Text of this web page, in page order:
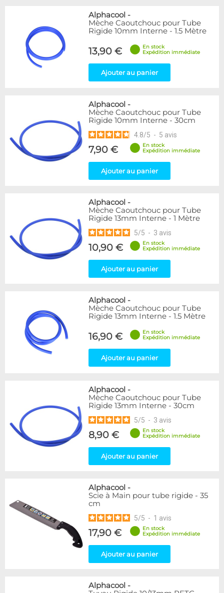
Alphacool -
Mèche Caoutchouc pour Tube
Rigide 10mm Interne - 1.5 Mètre
13,90 €
En stock
Expédition immédiate
Ajouter au panier
Alphacool -
Mèche Caoutchouc pour Tube
Rigide 10mm Interne - 30cm
4.8/5 - 5 avis
7,90 €
En stock
Expédition immédiate
Ajouter au panier
Alphacool -
Mèche Caoutchouc pour Tube
Rigide 13mm Interne - 1 Mètre
5/5 - 3 avis
10,90 €
En stock
Expédition immédiate
Ajouter au panier
Alphacool -
Mèche Caoutchouc pour Tube
Rigide 13mm Interne - 1.5 Mètre
16,90 €
En stock
Expédition immédiate
Ajouter au panier
Alphacool -
Mèche Caoutchouc pour Tube
Rigide 13mm Interne - 30cm
5/5 - 3 avis
8,90 €
En stock
Expédition immédiate
Ajouter au panier
Alphacool -
Scie à Main pour tube rigide - 35
cm
5/5 - 1 avis
17,90 €
En stock
Expédition immédiate
Ajouter au panier
Alphacool -